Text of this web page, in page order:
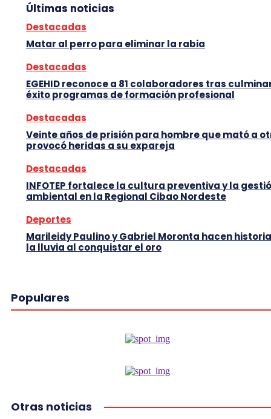
Últimas noticias
Destacadas
Matar al perro para eliminar la rabia
Destacadas
EGEHID reconoce a 81 colaboradores tras
éxito programas de formación profesional
Destacadas
Veinte años de prisión para hombre que mató a
provocó heridas a su expareja
Destacadas
INFOTEP fortalece la cultura preventiva y la
ambiental en la Regional Cibao Nordeste
Deportes
Marileidy Paulino y Gabriel Moronta hacen
la lluvia al conquistar el oro
Populares
Otras noticias